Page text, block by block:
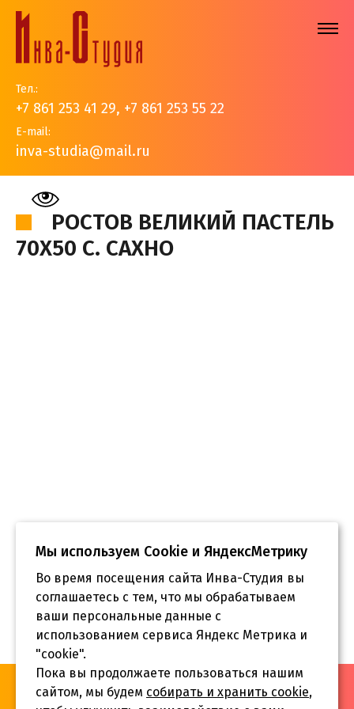
Тел.:
+7 861 253 41 29, +7 861 253 55 22
E-mail:
inva-studia@mail.ru
На главную > Наши работы > Золотые купола > Ростов
РОСТОВ ВЕЛИКИЙ ПАСТЕЛЬ
70Х50 С. САХНО
«Инва-Студия. Академия. Центр социальной реабилитации»,
© 2026 г.
Мы используем Сookie и ЯндексМетрику
Во время посещения сайта Инва-Студия вы
соглашаетесь с тем, что мы обрабатываем
ваши персональные данные с
использованием сервиса Яндекс Метрика и
"cookie".
Пока вы продолжаете пользоваться нашим
сайтом, мы будем собирать и хранить cookie,